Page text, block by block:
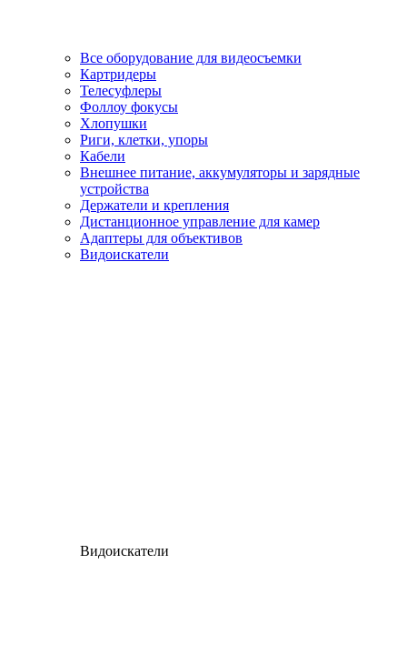
Все оборудование для видеосъемки
Картридеры
Телесуфлеры
Фоллоу фокусы
Хлопушки
Риги, клетки, упоры
Кабели
Внешнее питание, аккумуляторы и зарядные
устройства
Держатели и крепления
Дистанционное управление для камер
Адаптеры для объективов
Видоискатели
Видоискатели